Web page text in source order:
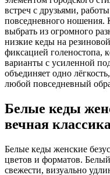
встреч с друзьями,
повседневного ношения.
выбрать из огромного
низкие кеды на
фиксацией голеностопа,
варианты с усиленной
объединяет одно
любой повседневный
Белые кеды
вечная классика
Белые кеды женские
цветов и форматов.
свежести, визуально